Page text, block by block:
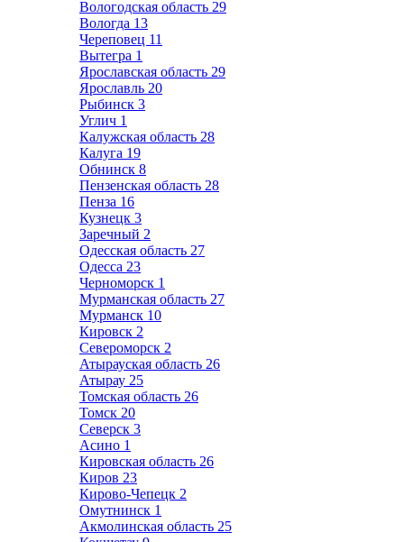
Вологодская область 29
Вологда 13
Череповец 11
Вытегра 1
Ярославская область 29
Ярославль 20
Рыбинск 3
Углич 1
Калужская область 28
Калуга 19
Обнинск 8
Пензенская область 28
Пенза 16
Кузнецк 3
Заречный 2
Одесская область 27
Одесса 23
Черноморск 1
Мурманская область 27
Мурманск 10
Кировск 2
Североморск 2
Атырауская область 26
Атырау 25
Томская область 26
Томск 20
Северск 3
Асино 1
Кировская область 26
Киров 23
Кирово-Чепецк 2
Омутнинск 1
Акмолинская область 25